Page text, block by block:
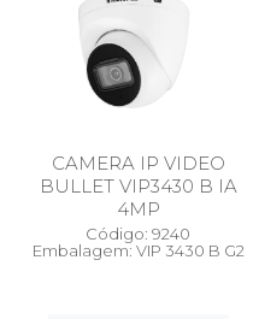
CAMERA IP VIDEO
BULLET VIP3430 B IA
4MP
Código: 9240
Embalagem: VIP 3430 B G2